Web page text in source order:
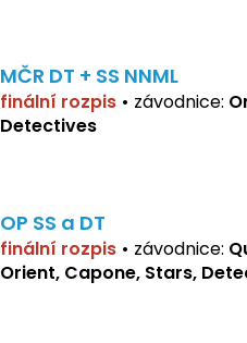
MČR DT + SS NNML
finální rozpis • závodnice:
Detectives
OP SS a DT
finální rozpis • závodnice:
Orient, Capone, Stars,